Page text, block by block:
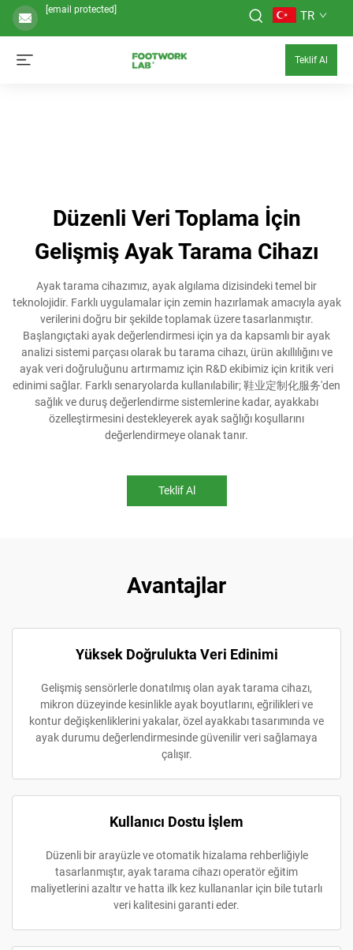
[email protected] TR
Teklif Al
Düzenli Veri Toplama İçin
Gelişmiş Ayak Tarama Cihazı
Ayak tarama cihazımız, ayak algılama dizisindeki temel bir
teknolojidir. Farklı uygulamalar için zemin hazırlamak amacıyla ayak
verilerini doğru bir şekilde toplamak üzere tasarlanmıştır.
Başlangıçtaki ayak değerlendirmesi için ya da kapsamlı bir ayak
analizi sistemi parçası olarak bu tarama cihazı, ürün akıllılığını ve
ayak veri doğruluğunu artırmamız için R&D ekibimiz için kritik veri
edinimi sağlar. Farklı senaryolarda kullanılabilir; 鞋业定制化服务'den
sağlık ve duruş değerlendirme sistemlerine kadar, ayakkabı
özelleştirmesini destekleyerek ayak sağlığı koşullarını
değerlendirmeye olanak tanır.
Teklif Al
Avantajlar
Yüksek Doğrulukta Veri Edinimi
Gelişmiş sensörlerle donatılmış olan ayak tarama cihazı,
mikron düzeyinde kesinlikle ayak boyutlarını, eğrilikleri ve
kontur değişkenliklerini yakalar, özel ayakkabı tasarımında ve
ayak durumu değerlendirmesinde güvenilir veri sağlamaya
çalışır.
Kullanıcı Dostu İşlem
Düzenli bir arayüzle ve otomatik hizalama rehberliğiyle
tasarlanmıştır, ayak tarama cihazı operatör eğitim
maliyetlerini azaltır ve hatta ilk kez kullananlar için bile tutarlı
veri kalitesini garanti eder.